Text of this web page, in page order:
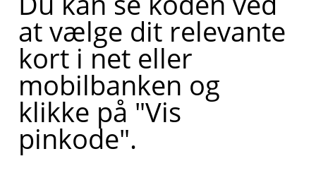
at vælge dit relevante
kort i net eller
mobilbanken og
klikke på "Vis
pinkode".